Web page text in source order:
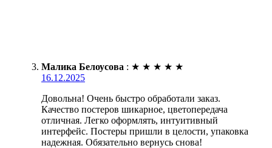
Малика Белоусова : ★ ★ ★ ★ ★
16.12.2025
Довольна! Очень быстро обработали заказ.
Качество постеров шикарное, цветопередача
отличная. Легко оформлять, интуитивный
интерфейс. Постеры пришли в целости, упаковка
надежная. Обязательно вернусь снова!